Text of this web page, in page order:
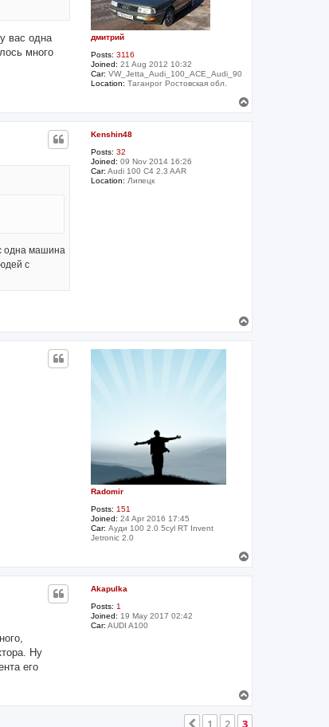
дмитрий
Posts: 3116
Joined: 21 Aug 2012 10:32
Car: VW_Jetta_Audi_100_ACE_Audi_90
Location: Таганрог Ростовская обл.
вас одна
много
o
p
Kenshin48
Posts: 32
Joined: 09 Nov 2014 16:26
Car: Audi 100 C4 2.3 AAR
Location: Липецк
одна машина
с
o
p
Radomir
Posts: 151
Joined: 24 Apr 2016 17:45
Car: Ауди 100 2.0 5cyl RT Invent
Jetronic 2.0
o
p
Akapulka
Posts: 1
Joined: 19 May 2017 02:42
Car: AUDI A100
Ну
его
o
p
1 2 3